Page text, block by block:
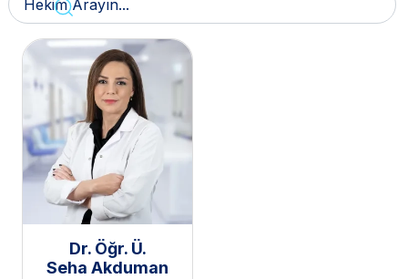
Dr. Öğr. Ü.
Seha Akduman